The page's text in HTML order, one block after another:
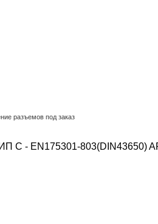
разъемов под заказ
C - EN175301-803(DIN43650)